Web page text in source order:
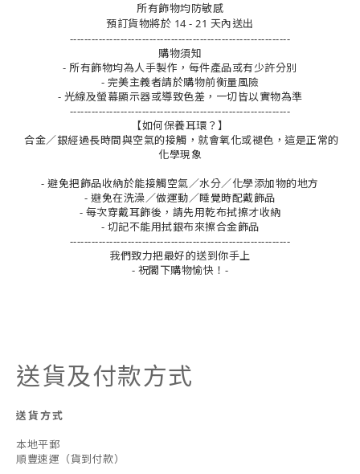
所有飾物均防敏感
預訂貨物將於 14 - 21 天內送出
-------------------------------------------------------------
購物須知
- 所有飾物均為人手製作，每件產品或有少許分別
- 完美主義者請於購物前衡量風險
- 光線及螢幕顯示器或導致色差，一切皆以實物為準
-------------------------------------------------------------
【如何保養耳環？】
合金／銀經過長時間與空氣的接觸，就會氧化或褪色，這是正常的
化學現象
- 避免把飾品收納於能接觸空氣／水分／化學添加物的地方
- 避免在洗澡／做運動／睡覺時配戴飾品
- 每次穿戴耳飾後，請先用乾布拭擦才收納
- 切記不能用拭銀布來擦合金飾品
-------------------------------------------------------------
我們致力把最好的送到你手上
- 祝閣下購物愉快！-
送貨及付款方式
送貨方式
本地平郵
順豐速運（貨到付款）